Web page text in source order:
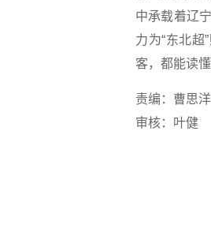
中承载着辽
力为“东北超
客，都能读
责编：曹思洋
审核：叶健